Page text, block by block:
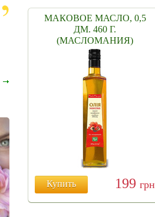
МАКОВОЕ МАСЛО, 0,5
ДМ. 460 Г.
(МАСЛОМАНИЯ)
Купить 199 грн